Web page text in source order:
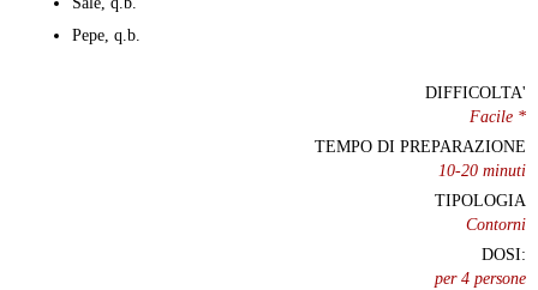
Pepe, q.b.
DIFFICOLTA'
Facile *
TEMPO DI PREPARAZIONE
10-20 minuti
TIPOLOGIA
Contorni
DOSI:
per 4 persone